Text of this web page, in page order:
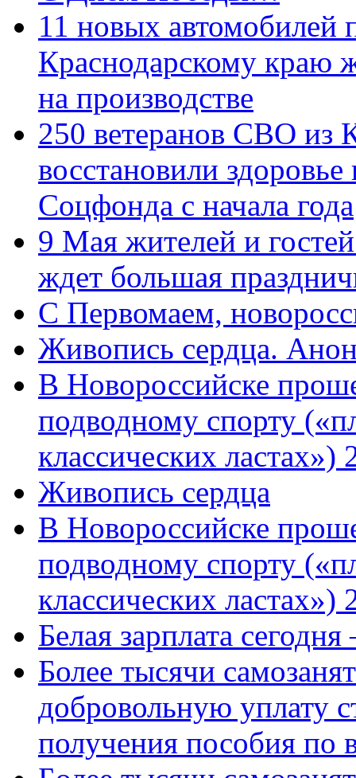
11 новых автомобилей
Краснодарскому краю
на производстве
250 ветеранов СВО из
восстановили
Соцфонда с начала года
9 Мая жителей и
ждет большая
C Первомаем,
Живопись сердца.
В Новороссийске
подводному спорту
классических
Живопись сердца
В Новороссийске
подводному спорту
классических ластах»)
Белая зарплата
Более тысячи
добровольную уплату
получения пособия по